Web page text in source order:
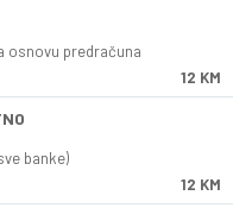
osnovu predračuna
12 KM
banke)
12 KM